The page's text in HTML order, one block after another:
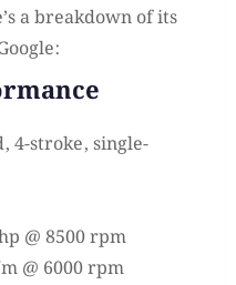
a breakdown of its
4-stroke, single-
@ 8500 rpm
@ 6000 rpm